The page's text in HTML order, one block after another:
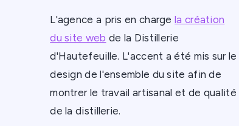
L'agence a pris en chargela création
du site web de la Distillerie
d'Hautefeuille. L'accent a été mis sur le
design de l'ensemble du site afin de
montrer le travail artisanal et de qualité
de la distillerie.